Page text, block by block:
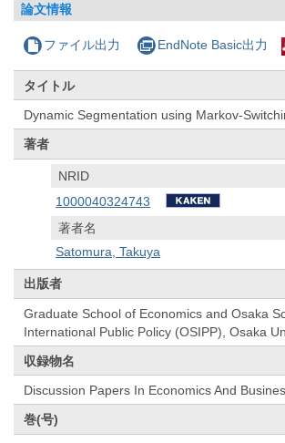
論文情報
ファイル出力 EndNote Basic出力
タイトル
Dynamic Segmentation using Markov-
著者
NRID
1000040324743
著者名
Satomura, Takuya
出版者
Graduate School of Economics and Osaka
International Public Policy (OSIPP), Osaka
収録物名
Discussion Papers In Economics And
巻(号)